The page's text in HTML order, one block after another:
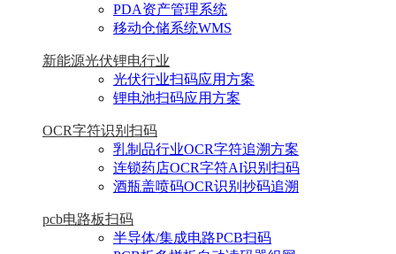
PDA资产管理系统
移动仓储系统WMS
新能源光伏锂电行业
光伏行业扫码应用方案
锂电池扫码应用方案
OCR字符识别扫码
乳制品行业OCR字符追溯方案
连锁药店OCR字符AI识别扫码
酒瓶盖喷码OCR识别抄码追溯
pcb电路板扫码
半导体/集成电路PCB扫码